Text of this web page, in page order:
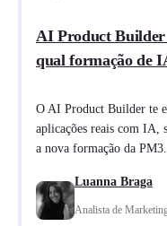
AI Product
qual formação de
O AI Product Builder te
aplicações reais com IA,
a nova formação da PM3.
Luanna Braga
Analista de